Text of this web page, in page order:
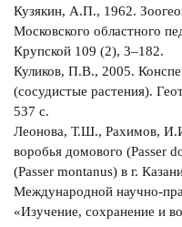
Кузякин, А.П., 1962.
Московского областного
Крупской 109 (2), 3–182.
Куликов, П.В., 2005.
(сосудистые растения).
537 с.
Леонова, Т.Ш., Рахимов,
воробья домового (Passer
(Passer montanus) в г.
Международной научно-
«Изучение, сохранение и